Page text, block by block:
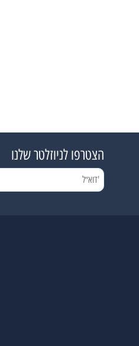
הצטרפו לניוזלטר שלנו